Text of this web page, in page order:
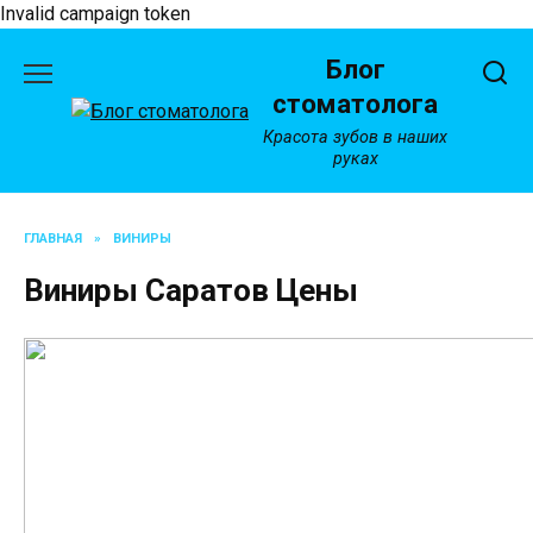
Invalid campaign token
содержанию
Блог
стоматолога
Красота зубов в наших
руках
ГЛАВНАЯ » ВИНИРЫ
Виниры Саратов Цены